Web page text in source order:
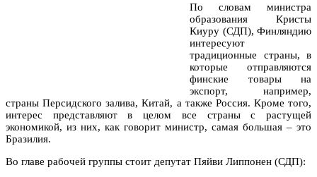
По словам министра
образования Кристы
Киуру (СДП), Финляндию
интересуют
традиционные страны, в
которые отправляются
финские товары на
экспорт, например,
страны Персидского залива, Китай, а также Россия. Кроме того,
интерес представляют в целом все страны с растущей
экономикой, из них, как говорит министр, самая большая – это
Бразилия.
Во главе рабочей группы стоит депутат Пяйви Липпонен (СДП):